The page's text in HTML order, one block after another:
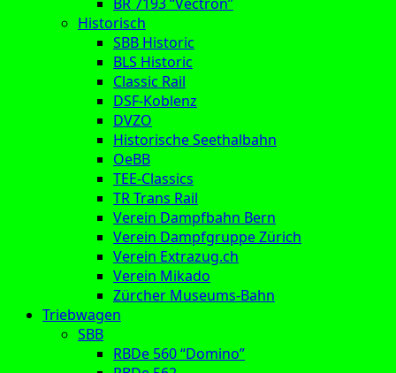
Historisch
SBB Historic
BLS Historic
Classic Rail
DSF-Koblenz
DVZO
Historische Seethalbahn
OeBB
TEE-Classics
TR Trans Rail
Verein Dampfbahn Bern
Verein Dampfgruppe Zürich
Verein Extrazug.ch
Verein Mikado
Zürcher Museums-Bahn
Triebwagen
SBB
RBDe 560 “Domino”